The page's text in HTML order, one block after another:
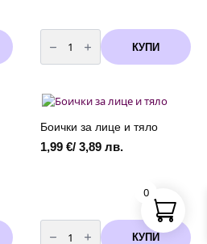
количество
за
Топер
за
Birthday"
-
Маус
Mouse)
КУПИ
Боички за лице и тяло
1,99 €/ 3,89 лв.
количество
за КУПИ
0